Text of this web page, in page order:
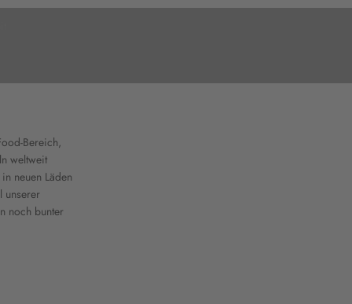
Bereich,
weltweit
neuen Läden
unserer
noch bunter